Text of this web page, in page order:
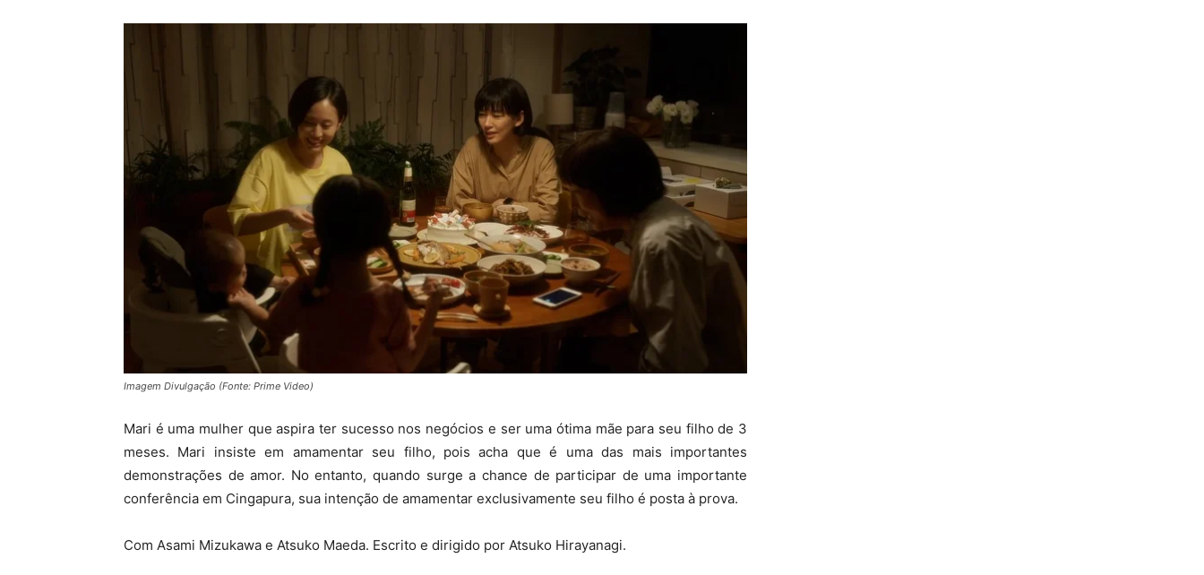
Imagem Divulgação (Fonte: Prime Video)
Mari é uma mulher que aspira ter sucesso nos negócios e ser uma ótima mãe para seu filho de 3
meses. Mari insiste em amamentar seu filho, pois acha que é uma das mais importantes
demonstrações de amor. No entanto, quando surge a chance de participar de uma importante
conferência em Cingapura, sua intenção de amamentar exclusivamente seu filho é posta à prova.
Com Asami Mizukawa e Atsuko Maeda. Escrito e dirigido por Atsuko Hirayanagi.